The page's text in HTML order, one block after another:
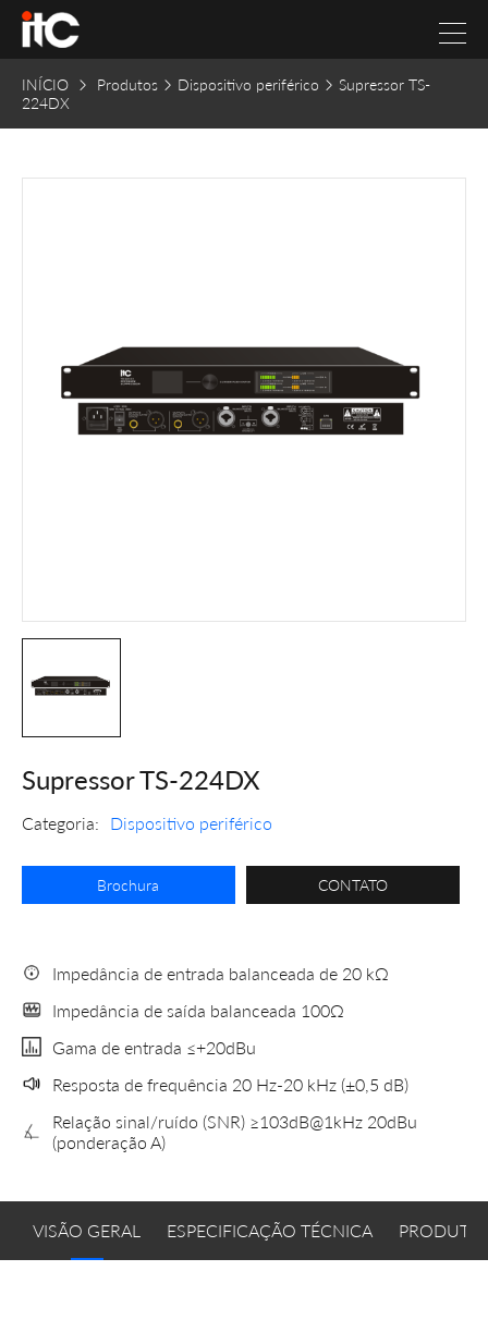
INÍCIO Produtos Dispositivo periférico
Supressor TS-
224DX
Supressor TS-224DX
Categoria: Dispositivo periférico
Brochura CONTATO
Impedância de entrada balanceada de 20 kΩ
Impedância de saída balanceada 100Ω
Gama de entrada ≤+20dBu
Resposta de frequência 20 Hz-20 kHz (±0,5 dB)
Relação sinal/ruído (SNR) ≥103dB@1kHz 20dBu
(ponderação A)
VISÃO GERAL ESPECIFICAÇÃO TÉCNICA